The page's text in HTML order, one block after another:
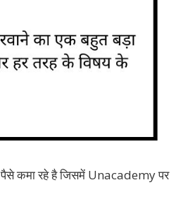
कमा रहे है जिसमें Unacademy पर